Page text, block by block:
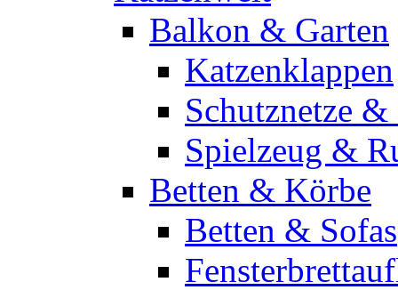
Balkon & Garten
Katzenklappen
Schutznetze
Spielzeug &
Betten & Körbe
Betten & Sofas